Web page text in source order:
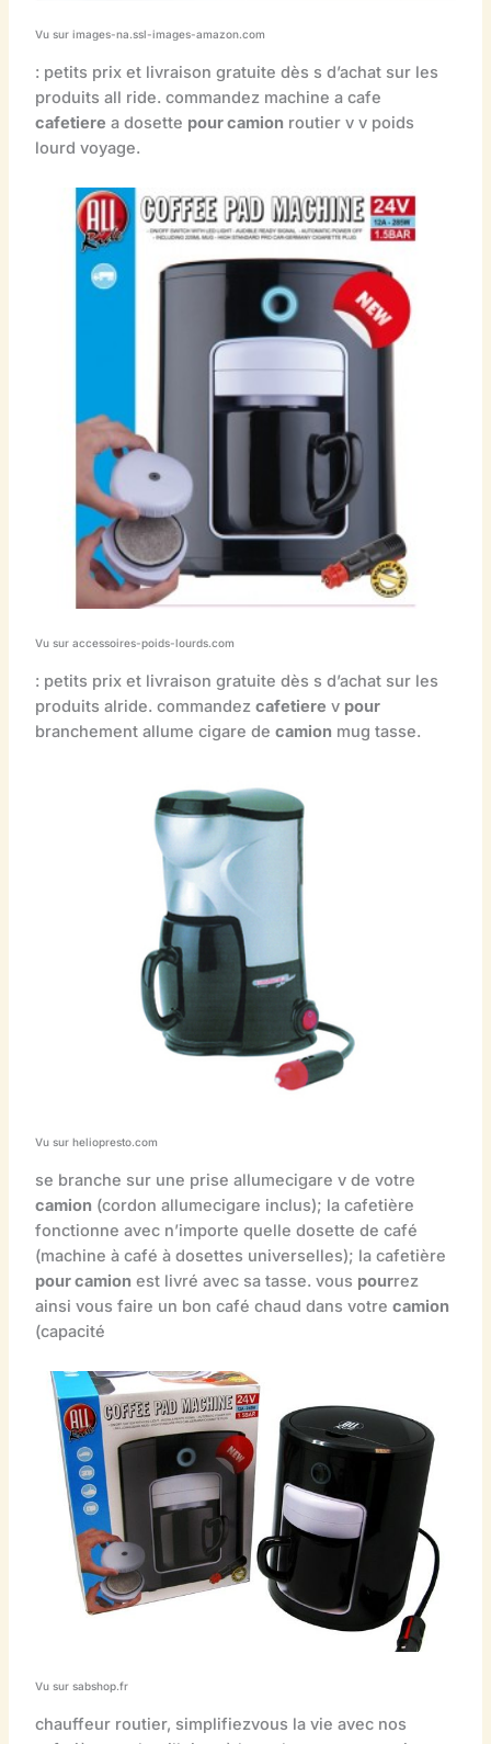
Vu sur images-na.ssl-images-amazon.com
: petits prix et livraison gratuite dès s d’achat sur les
produits all ride. commandez machine a cafe
cafetiere a dosette pour camion routier v v poids
lourd voyage.
Vu sur accessoires-poids-lourds.com
: petits prix et livraison gratuite dès s d’achat sur les
produits alride. commandez cafetiere v pour
branchement allume cigare de camion mug tasse.
Vu sur heliopresto.com
se branche sur une prise allumecigare v de votre
camion (cordon allumecigare inclus); la cafetière
fonctionne avec n’importe quelle dosette de café
(machine à café à dosettes universelles); la cafetière
pour camion est livré avec sa tasse. vous pourrez
ainsi vous faire un bon café chaud dans votre camion
(capacité
Vu sur sabshop.fr
chauffeur routier, simplifiezvous la vie avec nos